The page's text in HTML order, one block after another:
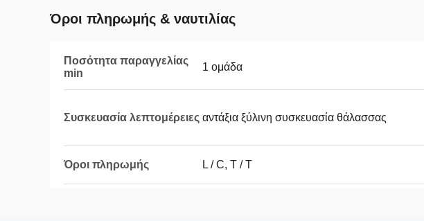
Όροι πληρωμής & ναυτιλίας
Ποσότητα παραγγελίας
min
1 ομάδα
Συσκευασία λεπτομέρειες αντάξια ξύλινη συσκευασία θάλασσας
Όροι πληρωμής L / C, T / T